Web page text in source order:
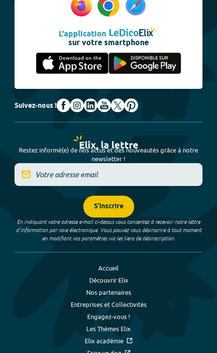
L'application
sur votre smartphone
Suivez-nous !
Elix, la lettre
Restez informé(e) de nos actus et des nouveautés grâce à notre
newsletter !
S'inscrire
En indiquant votre adresse e-mail ci-dessus vous consentez à recevoir notre lettre
d’information par voie électronique. Vous pouvez vous désinscrire à tout moment
en modifiant vos paramètres via les liens de désinscription.
Accueil
Découvrir Elix
Nos partenaires
Entreprises et Collectivités
Engagez-vous !
Les Thèmes Elix
Elix académie